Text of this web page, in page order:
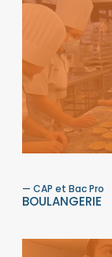
— CAP et Bac Pro
BOULANGERIE